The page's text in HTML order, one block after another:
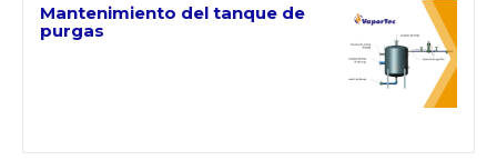
Mantenimiento del tanque de
purgas